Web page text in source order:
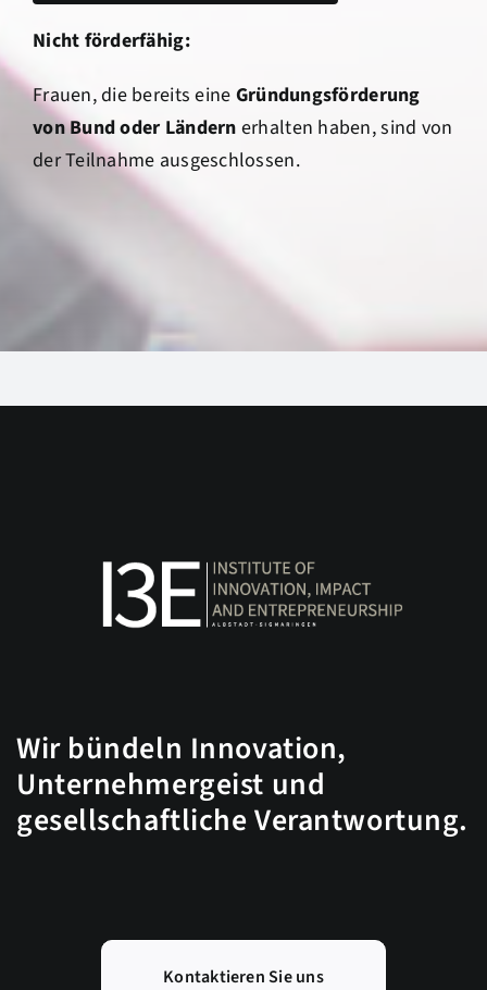
Nicht förderfähig:
Frauen, die bereits eine Gründungsförderung
von Bund oder Ländern erhalten haben, sind von
der Teilnahme ausgeschlossen.
Wir bündeln Innovation,
Unternehmergeist und
gesellschaftliche Verantwortung.
Kontaktieren Sie uns